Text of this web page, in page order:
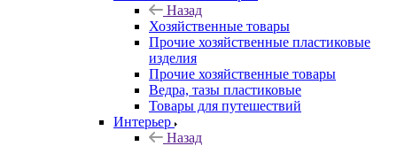
Назад
Хозяйственные товары
Прочие хозяйственные пластиковые
изделия
Прочие хозяйственные товары
Ведра, тазы пластиковые
Товары для путешествий
Интерьер
Назад